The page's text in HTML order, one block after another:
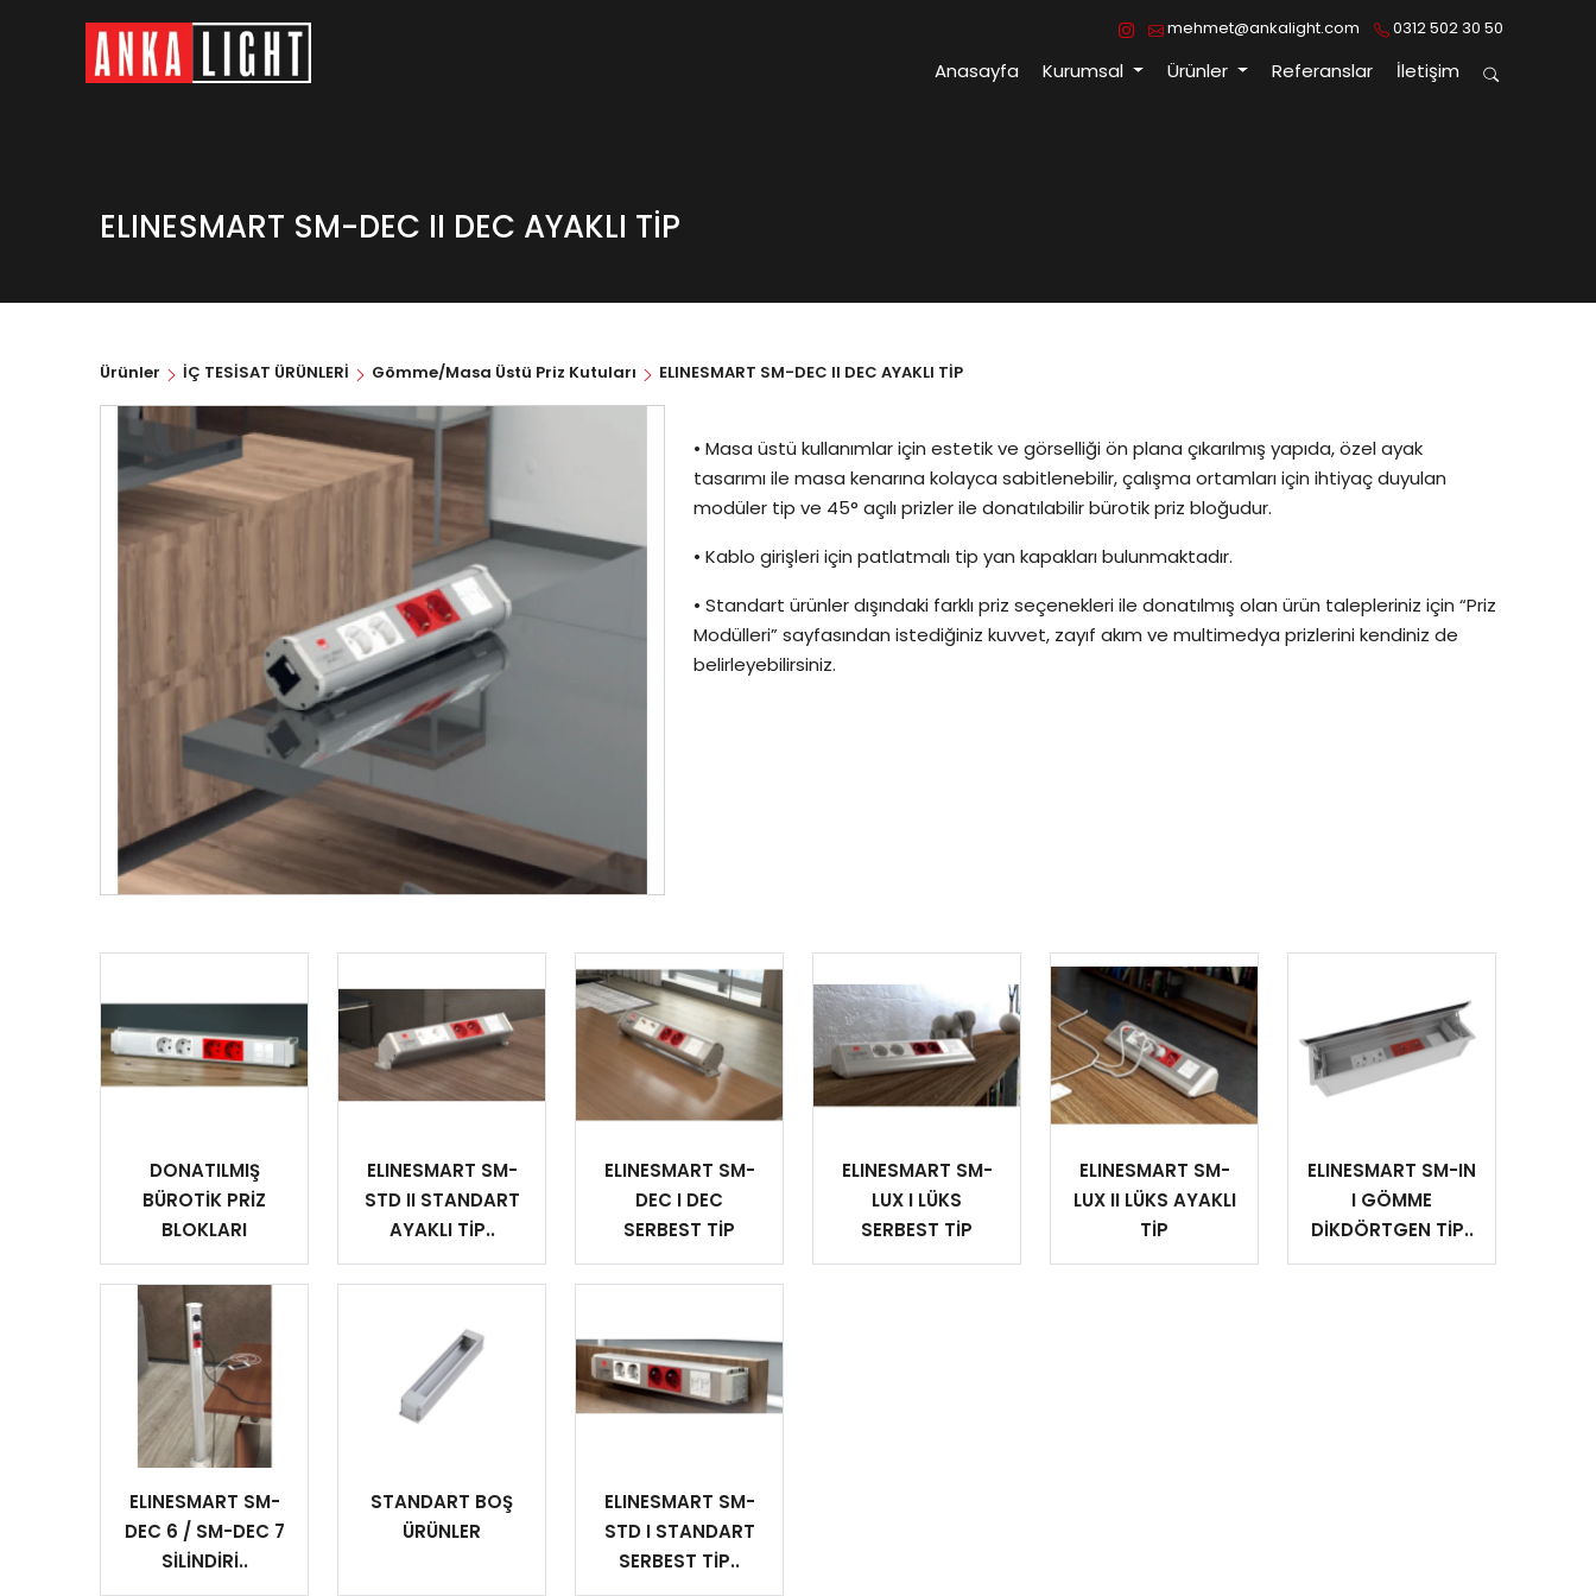
mehmet@ankalight.com 0312 502 30 50
Anasayfa Kurumsal Ürünler Referanslar İletişim
ELINESMART SM-DEC II DEC AYAKLI TİP
Ürünler İÇ TESİSAT ÜRÜNLERİ Gömme/Masa Üstü Priz Kutuları ELINESMART SM-DEC II DEC AYAKLI TİP
• Masa üstü kullanımlar için estetik ve görselliği ön plana çıkarılmış yapıda, özel ayak
tasarımı ile masa kenarına kolayca sabitlenebilir, çalışma ortamları için ihtiyaç duyulan
modüler tip ve 45° açılı prizler ile donatılabilir bürotik priz bloğudur.
• Kablo girişleri için patlatmalı tip yan kapakları bulunmaktadır.
• Standart ürünler dışındaki farklı priz seçenekleri ile donatılmış olan ürün talepleriniz için “Priz
Modülleri” sayfasından istediğiniz kuvvet, zayıf akım ve multimedya prizlerini kendiniz de
belirleyebilirsiniz.
DONATILMIŞ
BÜROTİK PRİZ
BLOKLARI
ELINESMART SM-
STD II STANDART
AYAKLI TİP..
ELINESMART SM-
DEC I DEC
SERBEST TİP
ELINESMART SM-
LUX I LÜKS
SERBEST TİP
ELINESMART SM-
LUX II LÜKS AYAKLI
TİP
ELINESMART SM-IN
I GÖMME
DİKDÖRTGEN TİP..
ELINESMART SM-
DEC 6 / SM-DEC 7
SİLİNDİRİ..
STANDART BOŞ
ÜRÜNLER
ELINESMART SM-
STD I STANDART
SERBEST TİP..